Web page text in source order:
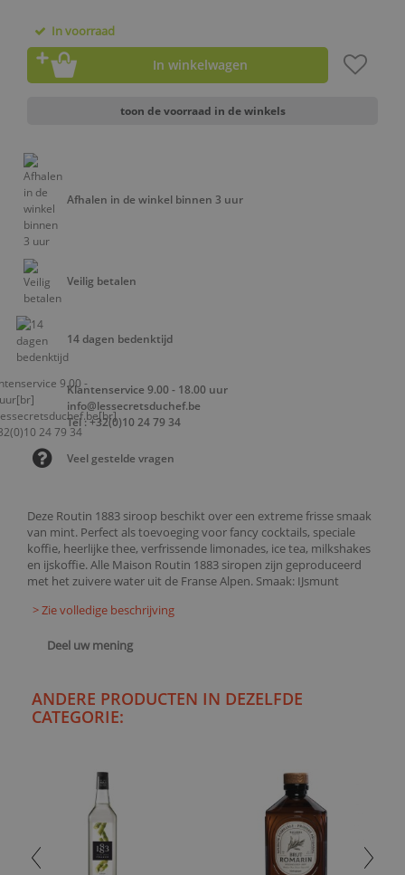
Deze Routin 1883 siroop beschikt over een extreme frisse smaak
van mint. Perfect als toevoeging voor fancy cocktails, speciale
koffie, heerlijke thee, verfrissende limonades, ice tea, milkshakes
en ijskoffie. Alle Maison Routin 1883 siropen zijn geproduceerd
met het zuivere water uit de Franse Alpen. Smaak: IJsmunt
> Zie volledige beschrijving
Deel uw mening
In voorraad
In winkelwagen
toon de voorraad in de winkels
Afhalen in de winkel binnen 3 uur
Veilig betalen
14 dagen bedenktijd
Klantenservice 9.00 - 18.00 uur
info@lessecretsduchef.be
Tel : +32(0)10 24 79 34
Veel gestelde vragen
ANDERE PRODUCTEN IN DEZELFDE
CATEGORIE: